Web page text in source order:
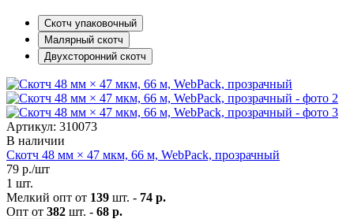
Скотч упаковочный
Малярный скотч
Двухсторонний скотч
Артикул: 310073
В наличии
Скотч 48 мм × 47 мкм, 66 м, WebPack, прозрачный
79 р./шт
1 шт.
Мелкий опт от 139 шт. - 74 р.
Опт от 382 шт. - 68 р.